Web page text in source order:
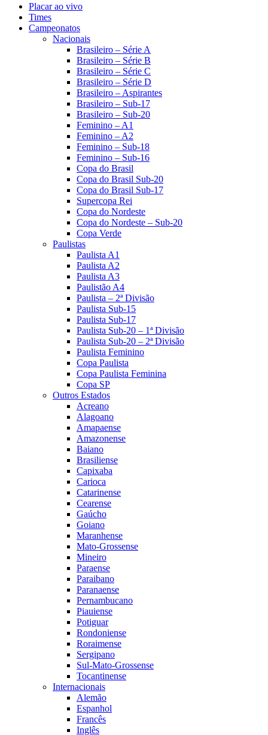
Placar ao vivo
Times
Campeonatos
Nacionais
Brasileiro – Série A
Brasileiro – Série B
Brasileiro – Série C
Brasileiro – Série D
Brasileiro – Aspirantes
Brasileiro – Sub-17
Brasileiro – Sub-20
Feminino – A1
Feminino – A2
Feminino – Sub-18
Feminino – Sub-16
Copa do Brasil
Copa do Brasil Sub-20
Copa do Brasil Sub-17
Supercopa Rei
Copa do Nordeste
Copa do Nordeste – Sub-20
Copa Verde
Paulistas
Paulista A1
Paulista A2
Paulista A3
Paulistão A4
Paulista – 2ª Divisão
Paulista Sub-15
Paulista Sub-17
Paulista Sub-20 – 1ª Divisão
Paulista Sub-20 – 2ª Divisão
Paulista Feminino
Copa Paulista
Copa Paulista Feminina
Copa SP
Outros Estados
Acreano
Alagoano
Amapaense
Amazonense
Baiano
Brasiliense
Capixaba
Carioca
Catarinense
Cearense
Gaúcho
Goiano
Maranhense
Mato-Grossense
Mineiro
Paraense
Paraibano
Paranaense
Pernambucano
Piauiense
Potiguar
Rondoniense
Roraimense
Sergipano
Sul-Mato-Grossense
Tocantinense
Internacionais
Alemão
Espanhol
Francês
Inglês